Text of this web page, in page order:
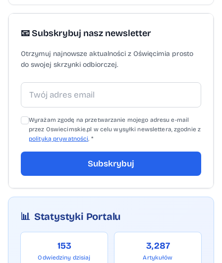
📧 Subskrybuj nasz newsletter
Otrzymuj najnowsze aktualności z Oświęcimia prosto
do swojej skrzynki odbiorczej.
Wyrażam zgodę na przetwarzanie mojego adresu e-mail
przez Oswiecimskie.pl w celu wysyłki newslettera, zgodnie z
polityką prywatności. *
Subskrybuj
📊 Statystyki Portalu
153
Odwiedziny dzisiaj
3,287
Artykułów